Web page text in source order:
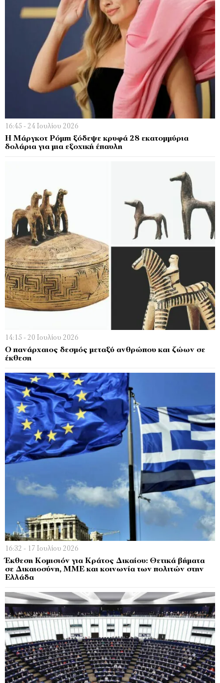
16:45 - 24 Ιουλίου 2026
Η Μάργκοτ Ρόμπι ξόδεψε κρυφά 28 εκατομμύρια
δολάρια για μια εξοχική έπαυλη
14:15 - 20 Ιουλίου 2026
Ο πανάρχαιος δεσμός μεταξύ ανθρώπου και ζώων σε
έκθεση
16:32 - 17 Ιουλίου 2026
Έκθεση Κομισιόν για Κράτος Δικαίου: Θετικά βήματα
σε Δικαιοσύνη, ΜΜΕ και κοινωνία των πολιτών στην
Ελλάδα